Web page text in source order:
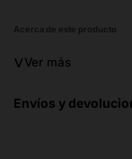
Acerca de este producto
˅Ver más
Envíos y